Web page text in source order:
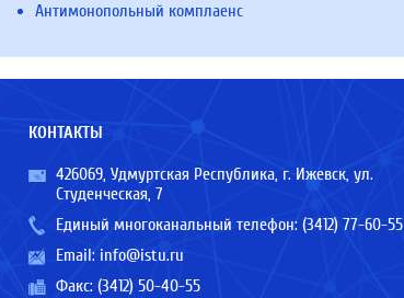
Антимонопольный комплаенс
КОНТАКТЫ
426069, Удмуртская Республика, г. Ижевск, ул.
Студенческая, 7
Единый многоканальный телефон: (3412) 77-60-55
Email: info@istu.ru
Факс: (3412) 50-40-55